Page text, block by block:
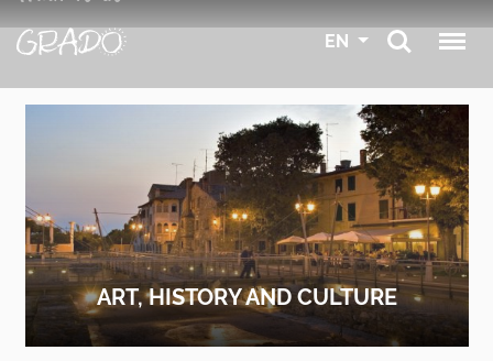
EN
ART, HISTORY AND CULTURE